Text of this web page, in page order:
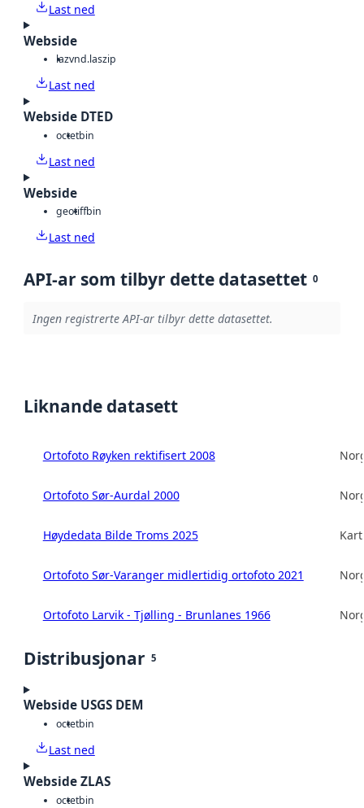
Last ned
Webside
lazvnd.laszip
Last ned
Webside DTED
octetbin
Last ned
Webside
geotiffbin
Last ned
API-ar som tilbyr dette datasettet 0
Ingen registrerte API-ar tilbyr dette datasettet.
Liknande datasett
Ortofoto Røyken rektifisert 2008
Ortofoto Sør-Aurdal 2000
Høydedata Bilde Troms 2025
Ortofoto Sør-Varanger midlertidig ortofoto 2021
Ortofoto Larvik - Tjølling - Brunlanes 1966
Distribusjonar 5
Webside USGS DEM
octetbin
Last ned
Webside ZLAS
octetbin